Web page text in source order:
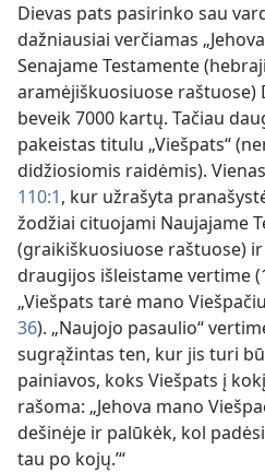
Dievas pats pasirinko sau
dažniausiai verčiamas
Senajame Testamente
aramėjiškuosiuose raštuose)
beveik 7000 kartų. Tačiau
pakeistas titulu „Viešpats“
didžiosiomis raidėmis).
110:1, kur užrašyta
žodžiai cituojami Naujajame
(graikiškuosiuose raštuose)
draugijos išleistame vertime
„Viešpats tarė mano
36). „Naujojo pasaulio“
sugrąžintas ten, kur jis turi
painiavos, koks Viešpats į
rašoma: „Jehova mano
dešinėje ir palūkėk, kol
tau po kojų.’“